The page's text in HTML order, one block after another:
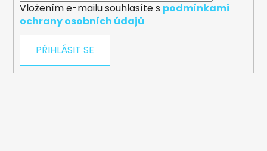
Vložením e-mailu souhlasíte s podmínkami
ochrany osobních údajů
PŘIHLÁSIT SE